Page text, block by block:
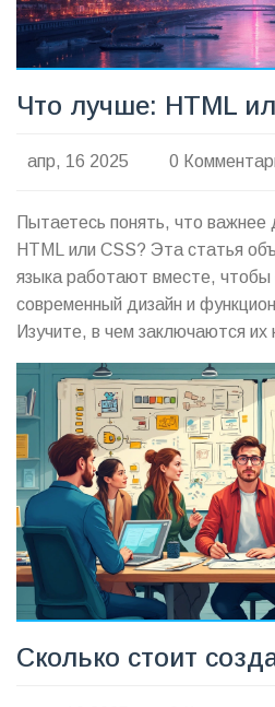
Что лучше: HTML
апр, 16 2025 0
Пытаетесь понять, что важнее
HTML или CSS? Эта статья
языка работают вместе,
современный дизайн и
Изучите, в чем заключаются их
они взаимодополняют друг
полезные советы для
разобраться, какой из этих
эффективно помочь в
разработке.
Сколько стоит